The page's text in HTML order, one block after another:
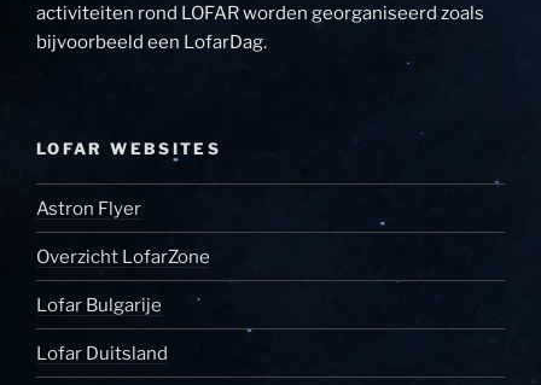
activiteiten rond LOFAR worden georganiseerd zoals
bijvoorbeeld een LofarDag.
LOFAR WEBSITES
Astron Flyer
Overzicht LofarZone
Lofar Bulgarije
Lofar Duitsland